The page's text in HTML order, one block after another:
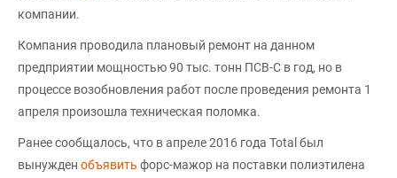
компании.
Компания проводила плановый ремонт на данном
предприятии мощностью 90 тыс. тонн ПСВ-С в год, но в
процессе возобновления работ после проведения ремонта 1
апреля произошла техническая поломка.
Ранее сообщалось, что в апреле 2016 года Total был
вынужден объявить форс-мажор на поставки полиэтилена